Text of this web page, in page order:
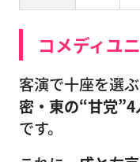
コメディユ
客演で十座を選
密・東の“甘党”4
です。